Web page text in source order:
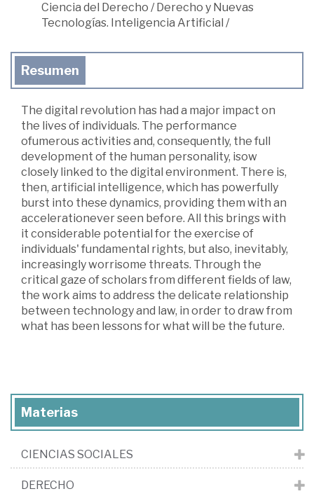
Ciencia del Derecho / Derecho y Nuevas
Tecnologías. Inteligencia Artificial /
Resumen
The digital revolution has had a major impact on
the lives of individuals. The performance
ofumerous activities and, consequently, the full
development of the human personality, isow
closely linked to the digital environment. There is,
then, artificial intelligence, which has powerfully
burst into these dynamics, providing them with an
accelerationever seen before. All this brings with
it considerable potential for the exercise of
individuals' fundamental rights, but also, inevitably,
increasingly worrisome threats. Through the
critical gaze of scholars from different fields of law,
the work aims to address the delicate relationship
between technology and law, in order to draw from
what has been lessons for what will be the future.
Materias
CIENCIAS SOCIALES
DERECHO